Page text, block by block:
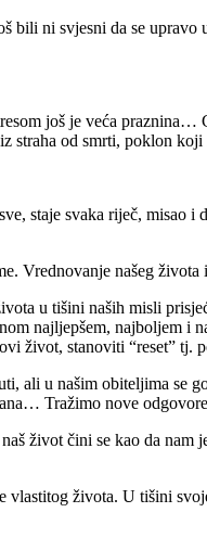
bili ni svjesni da se
još je veća
straha od smrti, poklon
staje svaka riječ, misao i
Vrednovanje našeg života
u tišini naših misli
najljepšem, najboljem i
život, stanoviti “reset” tj.
ali u našim obiteljima se
Tražimo nove
život čini se kao da nam
života. U tišini